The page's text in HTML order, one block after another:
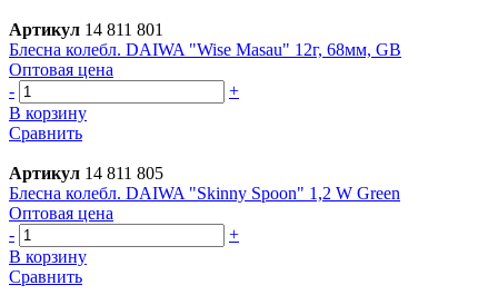
Артикул 14 811 801
Блесна колебл. DAIWA "Wise Masau" 12г, 68мм, GB
Оптовая цена
-
+
В корзину
Сравнить
Артикул 14 811 805
Блесна колебл. DAIWA "Skinny Spoon" 1,2 W Green
Оптовая цена
-
+
В корзину
Сравнить